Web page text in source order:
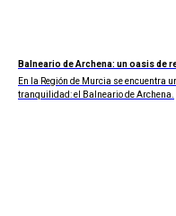
Balneario de Archena: un oasis de
En la Región de Murcia se encuentra
tranquilidad: el Balneario de Archena.